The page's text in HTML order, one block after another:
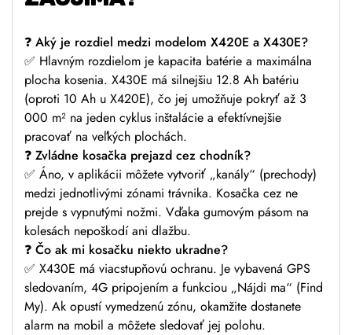
❓ Aký je rozdiel medzi modelom X420E a X430E?
✅ Hlavným rozdielom je kapacita batérie a maximálna
plocha kosenia. X430E má silnejšiu 12.8 Ah batériu
(oproti 10 Ah u X420E), čo jej umožňuje pokryť až 3
000 m² na jeden cyklus inštalácie a efektívnejšie
pracovať na veľkých plochách.
❓ Zvládne kosačka prejazd cez chodník?
✅ Áno, v aplikácii môžete vytvoriť „kanály“ (prechody)
medzi jednotlivými zónami trávnika. Kosačka cez ne
prejde s vypnutými nožmi. Vďaka gumovým pásom na
kolesách nepoškodí ani dlažbu.
❓ Čo ak mi kosačku niekto ukradne?
✅ X430E má viacstupňovú ochranu. Je vybavená GPS
sledovaním, 4G pripojením a funkciou „Nájdi ma“ (Find
My). Ak opustí vymedzenú zónu, okamžite dostanete
alarm na mobil a môžete sledovať jej polohu.